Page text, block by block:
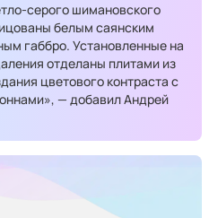
серого шимановского
белым саянским
габбро. Установленные на
отделаны плитами из
цветового контраста с
— добавил Андрей